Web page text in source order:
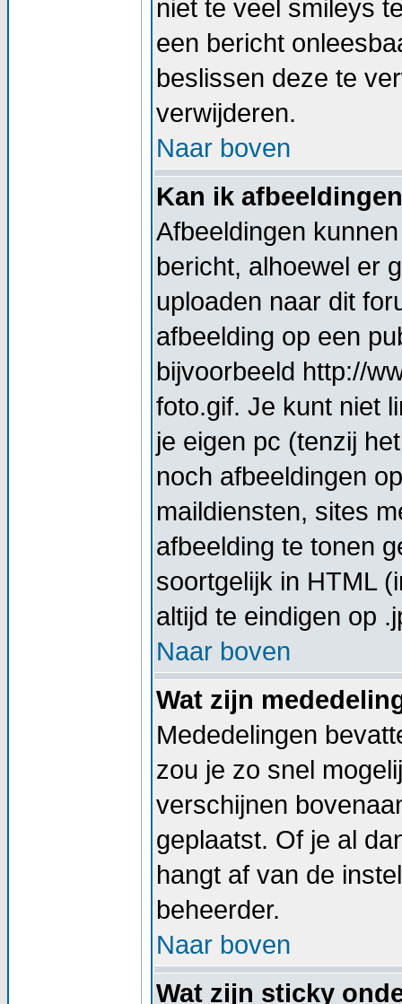
niet te veel smileys
een bericht
beslissen deze te
verwijderen.
Naar boven
Kan ik
Afbeeldingen
bericht, alhoewel er
uploaden naar dit
afbeelding op een
bijvoorbeeld http://
foto.gif. Je kunt niet
je eigen pc (tenzij
noch afbeeldingen
maildiensten, sites
afbeelding te tonen
soortgelijk in HTML
altijd te eindigen op
Naar boven
Wat zijn
Mededelingen
zou je zo snel
verschijnen
geplaatst. Of je al
hangt af van de
beheerder.
Naar boven
Wat zijn sticky